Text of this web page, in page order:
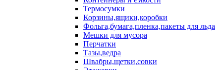
Термосумки
Корзины,ящики,коробки
Фольга,бумага,пленка,пакеты для льда
Мешки для мусора
Перчатки
Тазы,ведра
Швабры,щетки,совки